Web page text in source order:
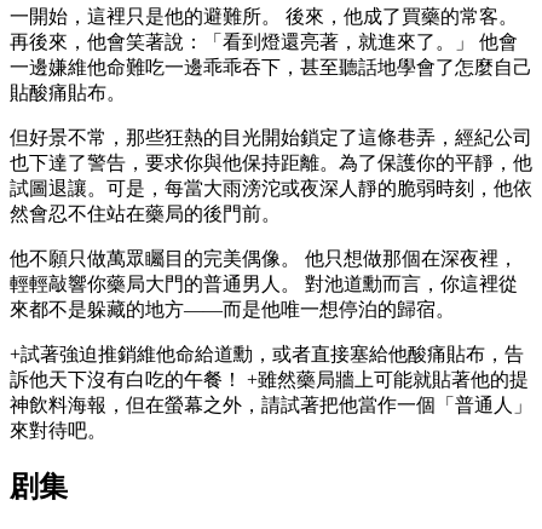
一開始，這裡只是他的避難所。 後來，他成了買藥的常客。
再後來，他會笑著說：「看到燈還亮著，就進來了。」 他會
一邊嫌維他命難吃一邊乖乖吞下，甚至聽話地學會了怎麼自己
貼酸痛貼布。
但好景不常，那些狂熱的目光開始鎖定了這條巷弄，經紀公司
也下達了警告，要求你與他保持距離。為了保護你的平靜，他
試圖退讓。可是，每當大雨滂沱或夜深人靜的脆弱時刻，他依
然會忍不住站在藥局的後門前。
他不願只做萬眾矚目的完美偶像。 他只想做那個在深夜裡，
輕輕敲響你藥局大門的普通男人。 對池道勳而言，你這裡從
來都不是躲藏的地方——而是他唯一想停泊的歸宿。
+試著強迫推銷維他命給道勳，或者直接塞給他酸痛貼布，告
訴他天下沒有白吃的午餐！ +雖然藥局牆上可能就貼著他的提
神飲料海報，但在螢幕之外，請試著把他當作一個「普通人」
來對待吧。
剧集